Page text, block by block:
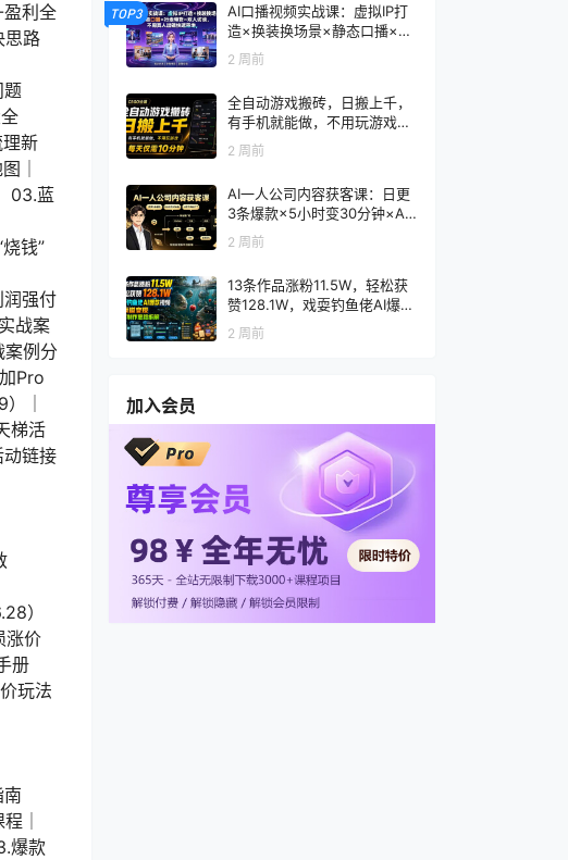
利全
思路
题
新
│
03.蓝
钱”
强付
战案
例分
Pro
）│
梯活
链接
）
涨价
册
玩法
│
爆款
TOP3
AI口播视频实战课：虚拟IP打
造×换装换场景×静态口播×行
走带货×双人访谈，不用真人
出镜快速落地
2 周前
全自动游戏搬砖，日搬上千，
有手机就能做，不用玩游戏，
每天仅需10分钟
2 周前
AI一人公司内容获客课：日更
3条爆款×5小时变30分钟×AI
员工自动打工，轻松实现多平
台获客
2 周前
13条作品涨粉11.5W，轻松获
赞128.1W，戏耍钓鱼佬AI爆款
视频，多渠道变现，全套制作
思路拆解
2 周前
加入会员